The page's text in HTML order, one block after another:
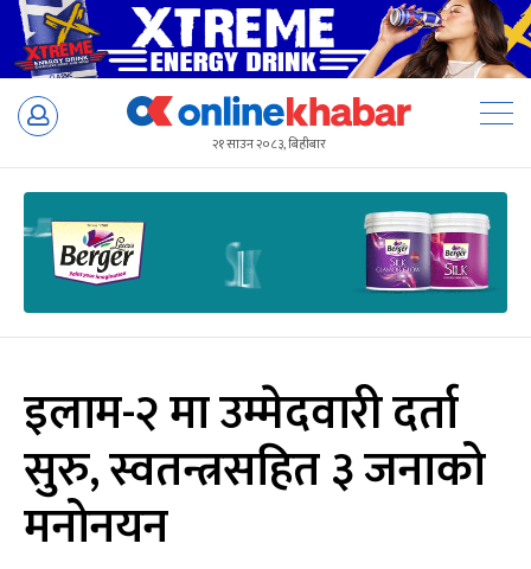
Skip
२१ साउन २०८३, बिहीबार
इलाम-२ मा उम्मेदवारी दर्ता
सुरु, स्वतन्त्रसहित ३ जनाको
मनोनयन